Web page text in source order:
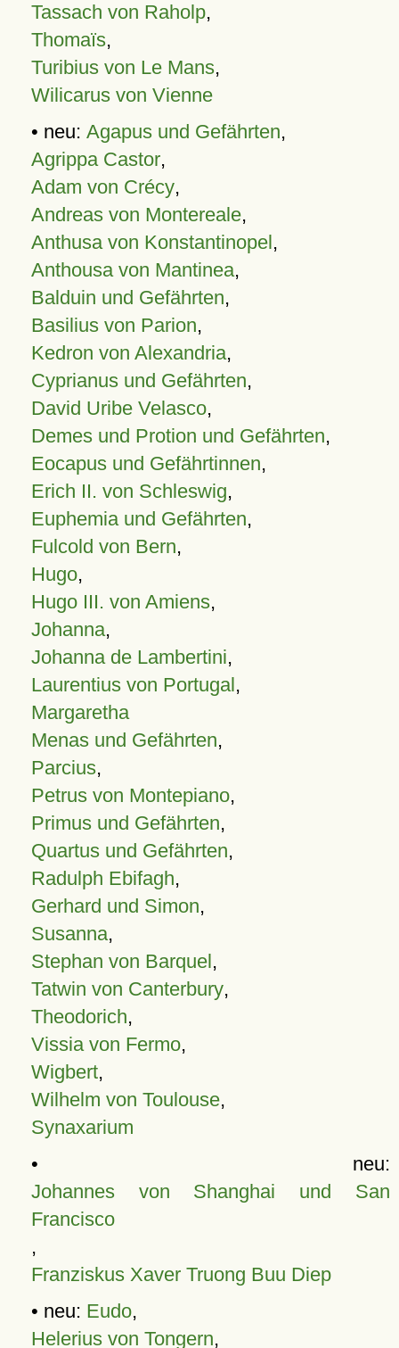
Tassach von Raholp,
Thomaïs,
Turibius von Le Mans,
Wilicarus von Vienne
• neu: Agapus und Gefährten,
Agrippa Castor,
Adam von Crécy,
Andreas von Montereale,
Anthusa von Konstantinopel,
Anthousa von Mantinea,
Balduin und Gefährten,
Basilius von Parion,
Kedron von Alexandria,
Cyprianus und Gefährten,
David Uribe Velasco,
Demes und Protion und Gefährten,
Eocapus und Gefährtinnen,
Erich II. von Schleswig,
Euphemia und Gefährten,
Fulcold von Bern,
Hugo,
Hugo III. von Amiens,
Johanna,
Johanna de Lambertini,
Laurentius von Portugal,
Margaretha
Menas und Gefährten,
Parcius,
Petrus von Montepiano,
Primus und Gefährten,
Quartus und Gefährten,
Radulph Ebifagh,
Gerhard und Simon,
Susanna,
Stephan von Barquel,
Tatwin von Canterbury,
Theodorich,
Vissia von Fermo,
Wigbert,
Wilhelm von Toulouse,
Synaxarium
• neu:
Johannes von Shanghai und San
Francisco
,
Franziskus Xaver Truong Buu Diep
• neu: Eudo,
Helerius von Tongern,